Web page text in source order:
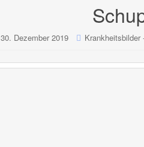
30. Dezember 2019 Krankheitsbilder